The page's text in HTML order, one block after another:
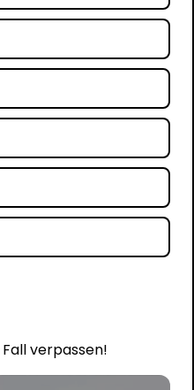
verpassen!